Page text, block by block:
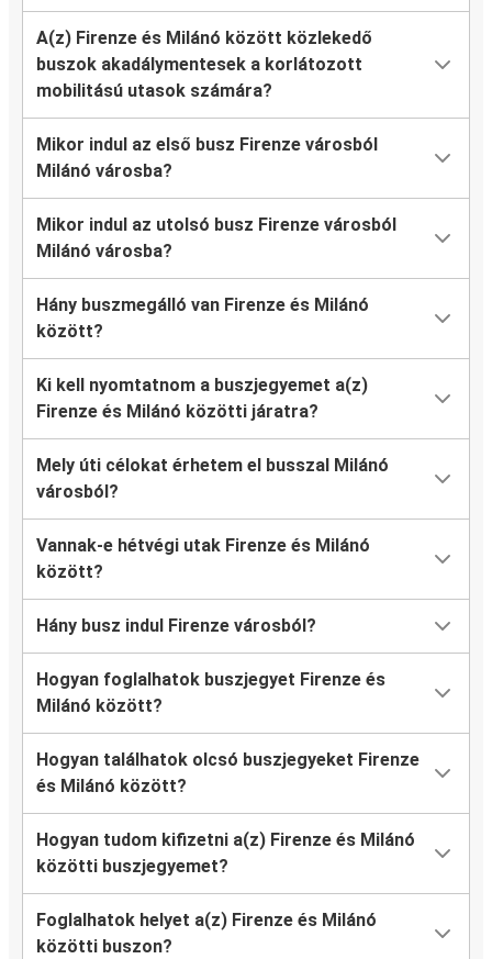
A(z) Firenze és Milánó között közlekedő
buszok akadálymentesek a korlátozott
mobilitású utasok számára?
Mikor indul az első busz Firenze városból
Milánó városba?
Mikor indul az utolsó busz Firenze városból
Milánó városba?
Hány buszmegálló van Firenze és Milánó
között?
Ki kell nyomtatnom a buszjegyemet a(z)
Firenze és Milánó közötti járatra?
Mely úti célokat érhetem el busszal Milánó
városból?
Vannak-e hétvégi utak Firenze és Milánó
között?
Hány busz indul Firenze városból?
Hogyan foglalhatok buszjegyet Firenze és
Milánó között?
Hogyan találhatok olcsó buszjegyeket Firenze
és Milánó között?
Hogyan tudom kifizetni a(z) Firenze és Milánó
közötti buszjegyemet?
Foglalhatok helyet a(z) Firenze és Milánó
közötti buszon?